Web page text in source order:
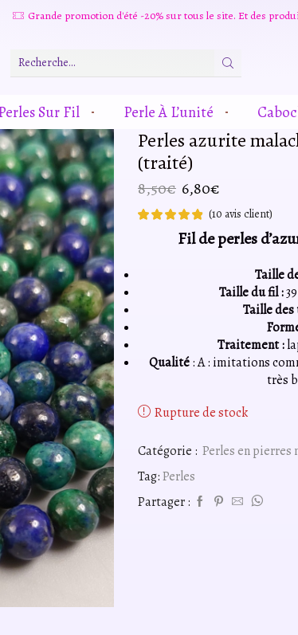
De
Recherche
Sur Fil Perle À L’unité
Perles azurite
(traité)
8,50€ Le
prix
initial
était :
6,80€
prix
actuel
est :
(10 avis client)
Fil de perles
Taille
Taille du fil :
Taille
Traitement :
Qualité: A : imitations
très
Rupture de stock
Catégorie : Perles en pierres
Tag:Perles
Partager :